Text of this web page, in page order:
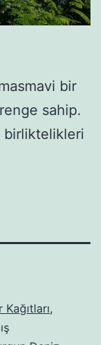
bir
sahip.
birliktelikleri
Kağıtları,